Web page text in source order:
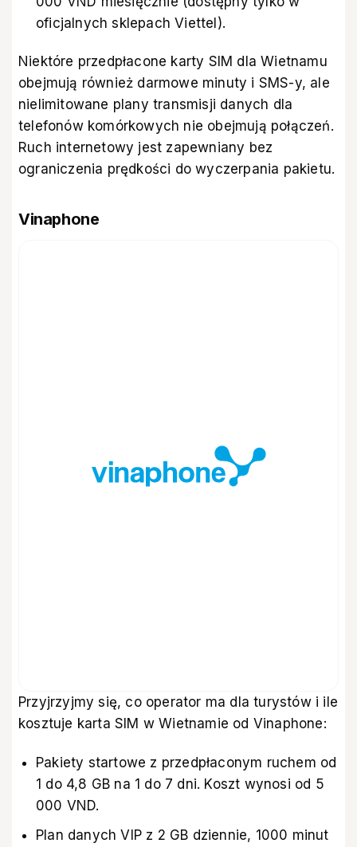
oficjalnych sklepach Viettel).
Niektóre przedpłacone karty SIM dla Wietnamu
obejmują również darmowe minuty i SMS-y, ale
nielimitowane plany transmisji danych dla
telefonów komórkowych nie obejmują połączeń.
Ruch internetowy jest zapewniany bez
ograniczenia prędkości do wyczerpania pakietu.
Vinaphone
Przyjrzyjmy się, co operator ma dla turystów i ile
kosztuje karta SIM w Wietnamie od Vinaphone:
Pakiety startowe z przedpłaconym ruchem od
1 do 4,8 GB na 1 do 7 dni. Koszt wynosi od 5
000 VND.
Plan danych VIP z 2 GB dziennie, 1000 minut